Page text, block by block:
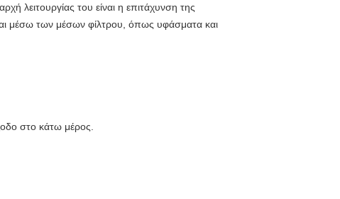
λειτουργίας του είναι η επιτάχυνση της
μέσω των μέσων φίλτρου, όπως υφάσματα και
στο κάτω μέρος.